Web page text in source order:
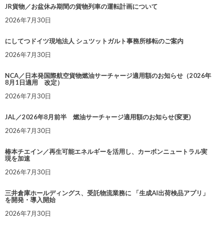
JR貨物／お盆休み期間の貨物列車の運転計画について
2026年7月30日
にしてつドイツ現地法人 シュツットガルト事務所移転のご案内
2026年7月30日
NCA／日本発国際航空貨物燃油サーチャージ適用額のお知らせ（2026年
8月1日適用 改定）
2026年7月30日
JAL／2026年8月前半 燃油サーチャージ適用額のお知らせ(変更)
2026年7月30日
椿本チエイン／再生可能エネルギーを活用し、カーボンニュートラル実
現を加速
2026年7月30日
三井倉庫ホールディングス、受託物流業務に 「生成AI出荷検品アプリ」
を開発・導入開始
2026年7月30日